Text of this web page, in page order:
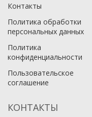
Контакты
Политика обработки
персональных данных
Политика
конфиденциальности
Пользовательское
соглашение
КОНТАКТЫ